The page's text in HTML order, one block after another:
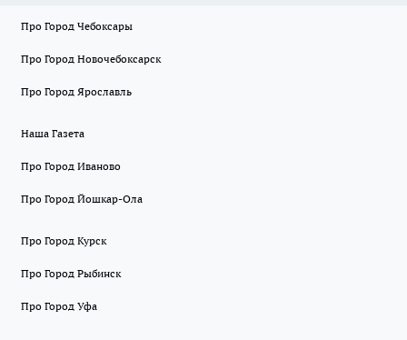
Про Город Чебоксары
Про Город Новочебоксарск
Про Город Ярославль
Наша Газета
Про Город Иваново
Про Город Йошкар-Ола
Про Город Курск
Про Город Рыбинск
Про Город Уфа